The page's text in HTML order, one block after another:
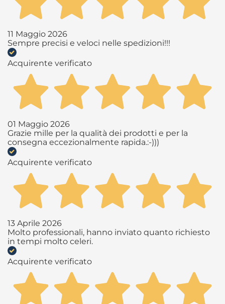
11 Maggio 2026
Sempre precisi e veloci nelle spedizioni!!!
Acquirente verificato
01 Maggio 2026
Grazie mille per la qualità dei prodotti e per la
consegna eccezionalmente rapida.:-)))
Acquirente verificato
13 Aprile 2026
Molto professionali, hanno inviato quanto richiesto
in tempi molto celeri.
Acquirente verificato